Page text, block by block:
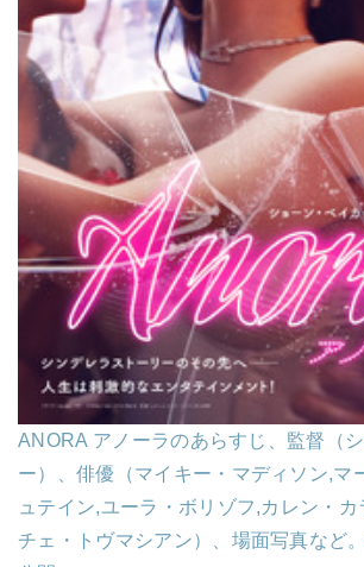
ANORA アノーラのあらすじ、監督（
ー）、俳優（マイキー・マディソン,マ
ュテイン,ユーラ・ボリゾフ,カレン・
チェ・トヴマシアン）、場面写真など